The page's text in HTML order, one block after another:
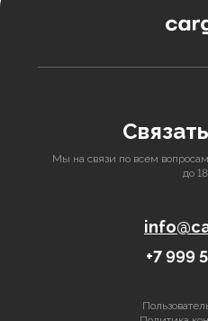
Мы на связи по всем
до
+7 999